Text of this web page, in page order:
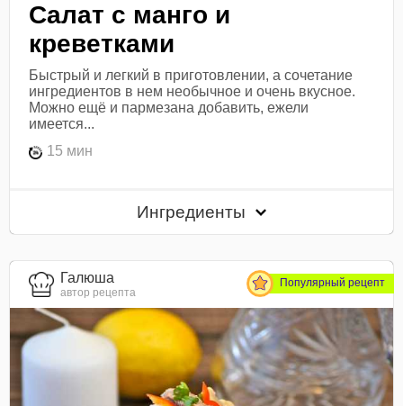
Салат с манго и
креветками
Быстрый и легкий в приготовлении, а сочетание
ингредиентов в нем необычное и очень вкусное.
Можно ещё и пармезана добавить, ежели
имеется...
15 мин
Ингредиенты
Галюша
автор рецепта
Популярный рецепт